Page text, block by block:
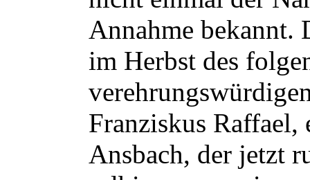
Annahme bekannt.
im Herbst des
Franziskus Raffael,
Ansbach, der jetzt